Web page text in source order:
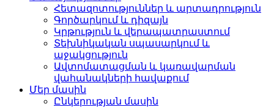
Հետազոտություններ և արտադրություն
Գործարկում և դիզայն
Կրթություն և վերապատրաստում
Տեխնիկական սպասարկում և
աջակցություն
Ավտոմատացման և կառավարման
վահանակների հավաքում
Մեր մասին
Ընկերության մասին